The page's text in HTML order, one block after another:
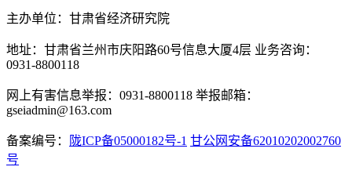
主办单位：甘肃省经济研究院
地址：甘肃省兰州市庆阳路60号信息大厦4层 业务咨询：
0931-8800118
网上有害信息举报：0931-8800118 举报邮箱：
gseiadmin@163.com
备案编号： 陇ICP备05000182号-1 甘公网安备62010202002760
号